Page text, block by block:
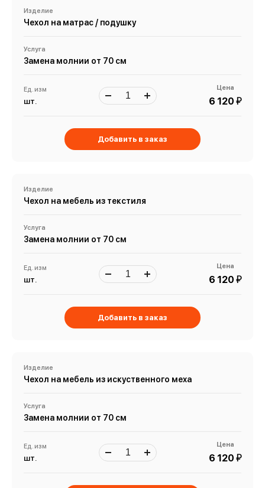
Изделие
Чехол на матрас / подушку
Услуга
Замена молнии от 70 см
Ед. изм
шт.
Цена
6 120 й
Добавить в заказ
Изделие
Чехол на мебель из текстиля
Услуга
Замена молнии от 70 см
Ед. изм
шт.
Цена
6 120 й
Добавить в заказ
Изделие
Чехол на мебель из искуственного меха
Услуга
Замена молнии от 70 см
Ед. изм
шт.
Цена
6 120 й